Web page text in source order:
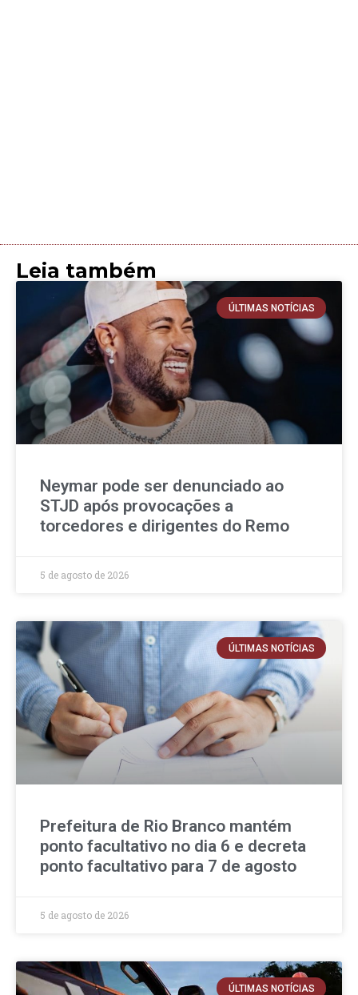
Leia também
ÚLTIMAS NOTÍCIAS
Neymar pode ser denunciado ao
STJD após provocações a
torcedores e dirigentes do Remo
5 de agosto de 2026
ÚLTIMAS NOTÍCIAS
Prefeitura de Rio Branco mantém
ponto facultativo no dia 6 e decreta
ponto facultativo para 7 de agosto
5 de agosto de 2026
ÚLTIMAS NOTÍCIAS